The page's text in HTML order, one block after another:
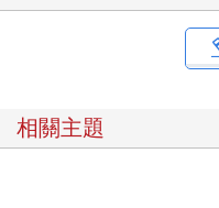
相關主題